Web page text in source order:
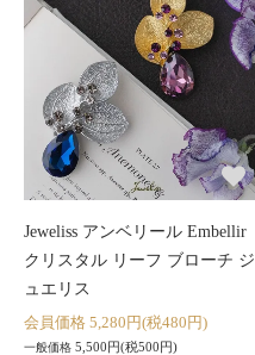
Jeweliss アンベリール Embellir
クリスタル リーフ ブローチ ジ
ュエリス
会員価格 5,280円(税480円)
一般価格 5,500円(税500円)